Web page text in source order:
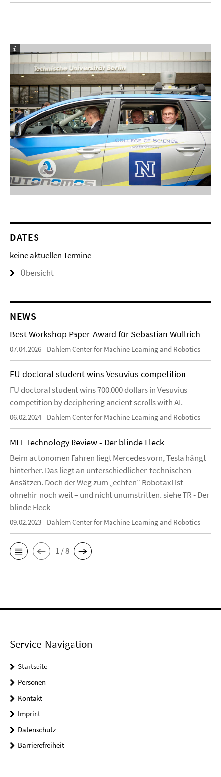
DATES
keine aktuellen Termine
Übersicht
NEWS
Best Workshop Paper-Award für Sebastian Wullrich
07.04.2026 Dahlem Center for Machine Learning and Robotics
FU doctoral student wins Vesuvius competition
FU doctoral student wins 700,000 dollars in Vesuvius
competition by deciphering ancient scrolls with AI.
06.02.2024 Dahlem Center for Machine Learning and Robotics
MIT Technology Review - Der blinde Fleck
Beim autonomen Fahren liegt Mercedes vorn, Tesla hängt
hinterher. Das liegt an unterschiedlichen technischen
Ansätzen. Doch der Weg zum „echten“ Robotaxi ist
ohnehin noch weit – und nicht unumstritten. siehe TR - Der
blinde Fleck
09.02.2023 Dahlem Center for Machine Learning and Robotics
1 / 8
Service-Navigation
Startseite
Personen
Kontakt
Imprint
Datenschutz
Barrierefreiheit